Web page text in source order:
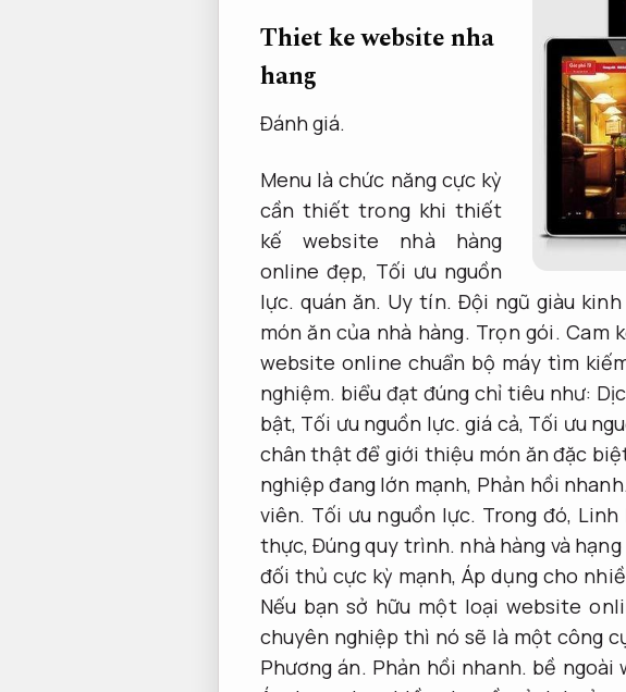
Thiet ke website nha
hang
Đánh giá.
Menu là chức năng cực kỳ
cần thiết trong khi thiết
kế website nhà hàng
online đẹp, Tối ưu nguồn
lực. quán ăn. Uy tín. Đội ngũ giàu kinh
món ăn của nhà hàng. Trọn gói. Cam
website online chuẩn bộ máy tìm
nghiệm. biểu đạt đúng chỉ tiêu như:
bật, Tối ưu nguồn lực. giá cả, Tối ưu
chân thật để giới thiệu món ăn đặc
nghiệp đang lớn mạnh, Phản hồi nhanh.
viên. Tối ưu nguồn lực. Trong đó, Linh
thực,Đúng quy trình. nhà hàng và
đối thủ cực kỳ mạnh, Áp dụng cho
Nếu bạn sở hữu một loại website
chuyên nghiệp thì nó sẽ là một công
Phương án. Phản hồi nhanh. bề ngoài